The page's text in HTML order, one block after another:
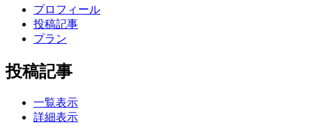
プロフィール
投稿記事
プラン
投稿記事
一覧表示
詳細表示